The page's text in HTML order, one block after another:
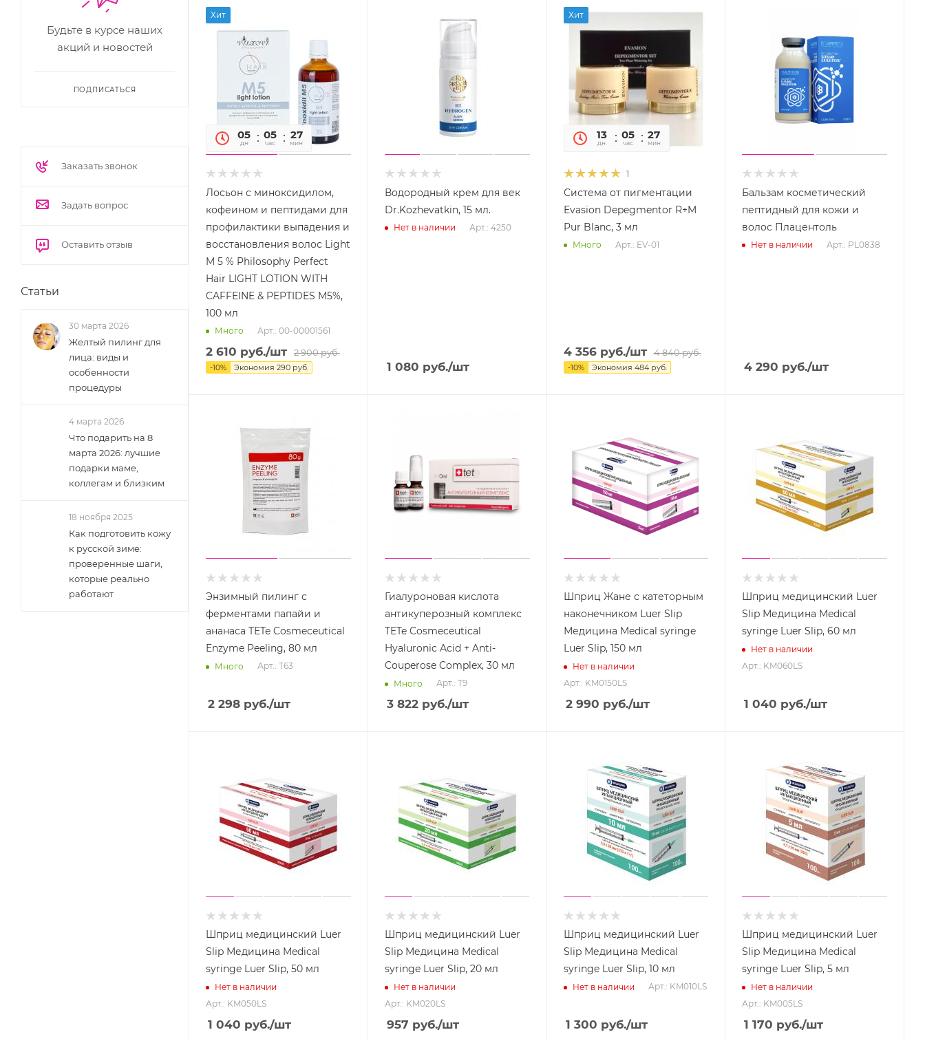
Хит
05
дн
05
час
26
мин
59
сек
Лосьон с миноксидилом,
кофеином и пептидами для
профилактики выпадения и
восстановления волос Light
M 5 % Philosophy Perfect
Hair LIGHT LOTION WITH
CAFFEINE & PEPTIDES M5%,
100 мл
Много Арт.: 00-00001561
2 610 руб./шт 2 900руб.
-10% Экономия 290 руб.
Водородный крем для век
Dr.Kozhevatkin, 15 мл.
Нет в наличии Арт.: 4250
1 080 руб./шт
Хит
13
дн
05
час
26
мин
1
Система от пигментации
Evasion Depegmentor R+M
Pur Blanc, 3 мл
Много Арт.: EV-01
4 356руб./шт 4 840руб.
-10% Экономия 484руб.
Бальзам косметический
пептидный для кожи и
волос Плацентоль
Нет в наличии Арт.: PL0838
4 290 руб./шт
Энзимный пилинг с
ферментами папайи и
ананаса TETe Cosmeceutical
Enzyme Peeling, 80 мл
Много Арт.: T63
2 298 руб./шт
Гиалуроновая кислота
антикуперозный комплекс
TETe Cosmeceutical
Hyaluronic Acid + Anti-
Couperose Complex, 30 мл
Много Арт.: T9
3 822руб./шт
Шприц Жане с катеторным
наконечником Luer Slip
Медицина Medical syringe
Luer Slip, 150 мл
Нет в наличии
Арт.: KM0150LS
2 990 руб./шт
Шприц медицинский Luer
Slip Медицина Medical
syringe Luer Slip, 60 мл
Нет в наличии
Арт.: KM060LS
1 040 руб./шт
Шприц медицинский Luer
Slip Медицина Medical
syringe Luer Slip, 50 мл
Нет в наличии
Арт.: KM050LS
1 040 руб./шт
Шприц медицинский Luer
Slip Медицина Medical
syringe Luer Slip, 20 мл
Нет в наличии
Арт.: KM020LS
957 руб./шт
Шприц медицинский Luer
Slip Медицина Medical
syringe Luer Slip, 10 мл
Нет в наличии Арт.: KM010LS
1 300 руб./шт
Шприц медицинский Luer
Slip Медицина Medical
syringe Luer Slip, 5 мл
Нет в наличии
Арт.: KM005LS
1 170 руб./шт
Будьте в курсе наших
акций и новостей
ПОДПИСАТЬСЯ
Заказать звонок
Задать вопрос
Оставить отзыв
Статьи
30 марта 2026
Желтый пилинг для
лица: виды и
особенности
процедуры
4 марта 2026
Что подарить на 8
марта 2026: лучшие
подарки маме,
коллегам и близким
18 ноября 2025
Как подготовить кожу
к русской зиме:
проверенные шаги,
которые реально
работают